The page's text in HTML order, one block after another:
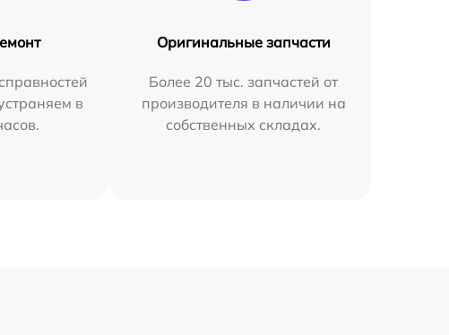
в
Оригинальные запчасти
Более 20 тыс. запчастей от
производителя в наличии на
собственных складах.